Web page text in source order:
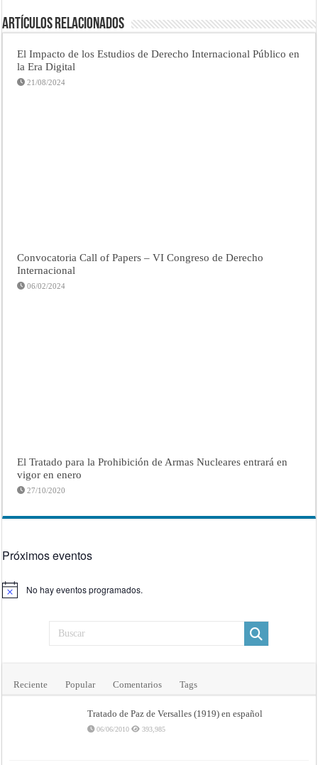
Artículos Relacionados
El Impacto de los Estudios de Derecho Internacional Público en
la Era Digital
21/08/2024
Convocatoria Call of Papers – VI Congreso de Derecho
Internacional
06/02/2024
El Tratado para la Prohibición de Armas Nucleares entrará en
vigor en enero
27/10/2020
Próximos eventos
Aviso No hay eventos programados.
Reciente Popular Comentarios Tags
Tratado de Paz de Versalles (1919) en español
06/06/2010 393,985